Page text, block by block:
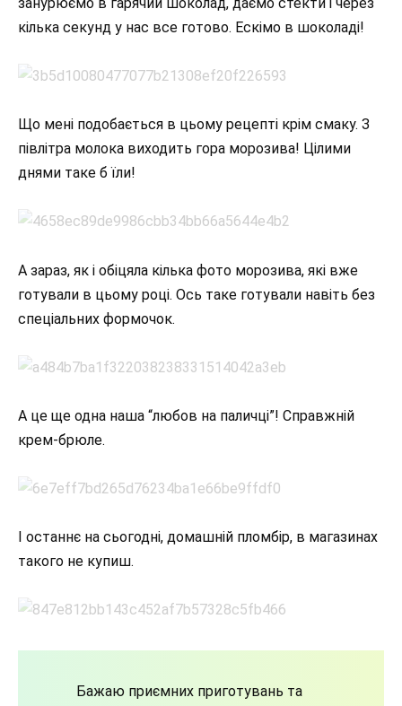
кілька секунд у нас все готово. Ескімо в шоколаді!
Що мені подобається в цьому рецепті крім смаку. З
півлітра молока виходить гора морозива! Цілими
днями таке б їли!
А зараз, як і обіцяла кілька фото морозива, які вже
готували в цьому році. Ось таке готували навіть без
спеціальних формочок.
А це ще одна наша “любов на паличці”! Справжній
крем-брюле.
І останнє на сьогодні, домашній пломбір, в магазинах
такого не купиш.
Бажаю приємних приготувань та